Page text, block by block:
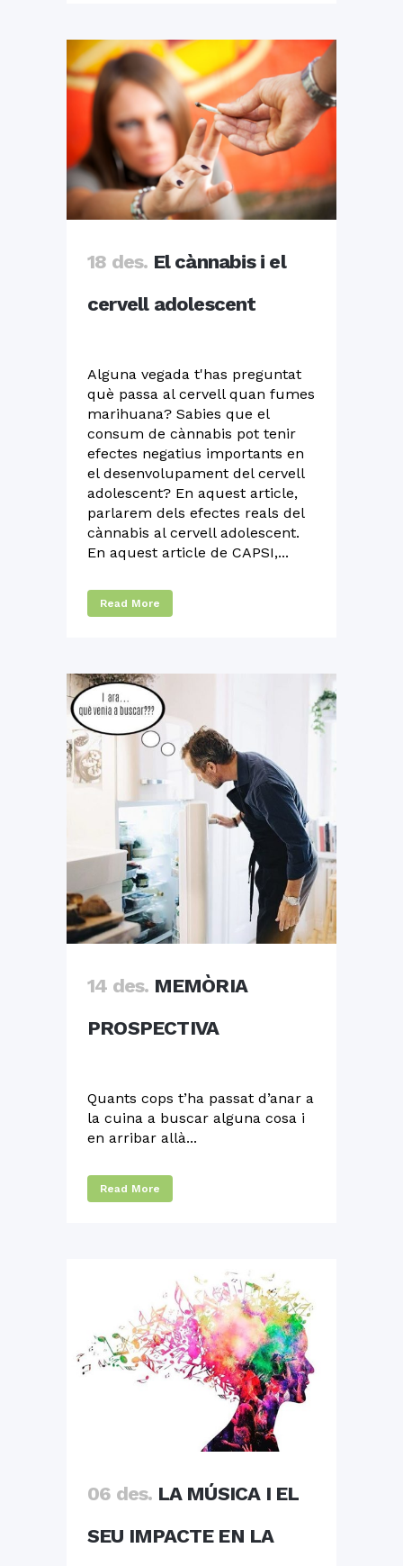
18 des. El cànnabis i el
cervell adolescent
Alguna vegada t'has preguntat
què passa al cervell quan fumes
marihuana? Sabies que el
consum de cànnabis pot tenir
efectes negatius importants en
el desenvolupament del cervell
adolescent? En aquest article,
parlarem dels efectes reals del
cànnabis al cervell adolescent.
En aquest article de CAPSI,...
Read More
14 des. MEMÒRIA
PROSPECTIVA
Quants cops t’ha passat d’anar a
la cuina a buscar alguna cosa i
en arribar allà...
Read More
06 des. LA MÚSICA I EL
SEU IMPACTE EN LA